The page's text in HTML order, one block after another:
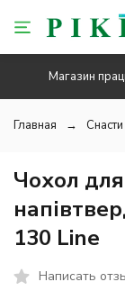
Магазин
Главная
Чохол
130 Line
Написать